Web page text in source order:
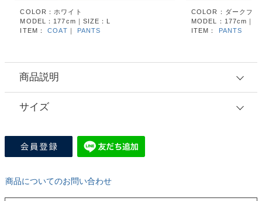
COLOR：ホワイト
MODEL：177cm｜SIZE：L
ITEM：COAT ｜ PANTS
COLOR：ダークブル
MODEL：177cm｜
ITEM：
PANTS
商品説明
サイズ
商品についてのお問い合わせ